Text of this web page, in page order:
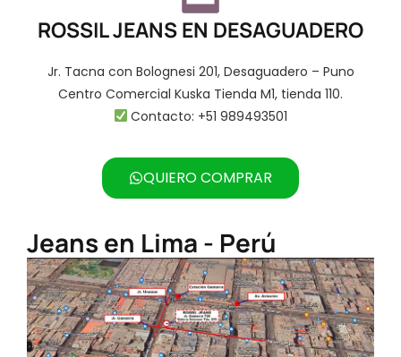
ROSSIL JEANS EN DESAGUADERO
Jr. Tacna con Bolognesi 201, Desaguadero – Puno
Centro Comercial Kuska Tienda M1, tienda 110.
Contacto: +51 989493501
QUIERO COMPRAR
Jeans en Lima - Perú